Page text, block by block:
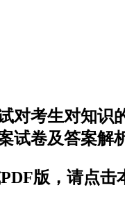
对考生对知
试卷及答案解
版，请点击